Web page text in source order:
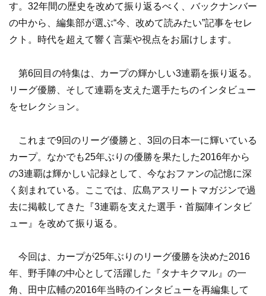
す。32年間の歴史を改めて振り返るべく、バックナンバー
の中から、編集部が選ぶ“今、改めて読みたい”記事をセレ
クト。時代を超えて響く言葉や視点をお届けします。
第6回目の特集は、カープの輝かしい3連覇を振り返る。
リーグ優勝、そして連覇を支えた選手たちのインタビュー
をセレクション。
これまで9回のリーグ優勝と、3回の日本一に輝いている
カープ。なかでも25年ぶりの優勝を果たした2016年から
の3連覇は輝かしい記録として、今なおファンの記憶に深
く刻まれている。ここでは、広島アスリートマガジンで過
去に掲載してきた『3連覇を支えた選手・首脳陣インタビ
ュー』を改めて振り返る。
今回は、カープが25年ぶりのリーグ優勝を決めた2016
年、野手陣の中心として活躍した『タナキクマル』の一
角、田中広輔の2016年当時のインタビューを再編集して